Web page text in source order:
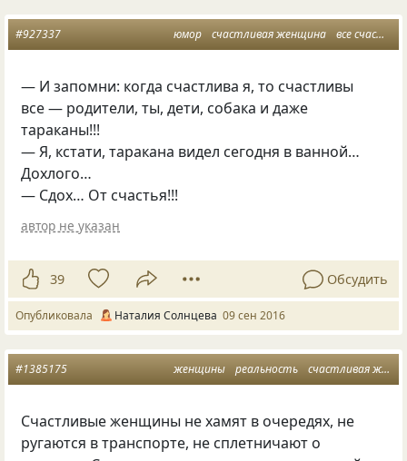
юмор счастливая женщина все счастливы
#927337
— И запомни: когда счастлива я, то счастливы
все — родители, ты, дети, собака и даже
тараканы!!!
— Я, кстати, таракана видел сегодня в ванной…
Дохлого…
— Сдох… От счастья!!!
автор не указан
39 Обсудить
Опубликовала Наталия Солнцева 09 сен 2016
женщины реальность счастливая женщина
#1385175
Счастливые женщины не хамят в очередях, не
ругаются в транспорте, не сплетничают о